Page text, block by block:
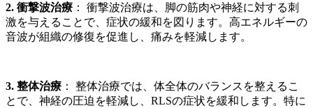
2. 衝撃波治療 ： 衝撃波治療は、脚の筋肉や神経に対する刺
激を与えることで、症状の緩和を図ります。高エネルギーの
音波が組織の修復を促進し、痛みを軽減します。
3. 整体治療 ： 整体治療では、体全体のバランスを整えるこ
とで、神経の圧迫を軽減し、RLSの症状を緩和します。特に